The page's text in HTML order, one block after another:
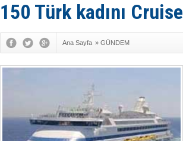
150 Türk kadını
Ana Sayfa » GÜNDEM